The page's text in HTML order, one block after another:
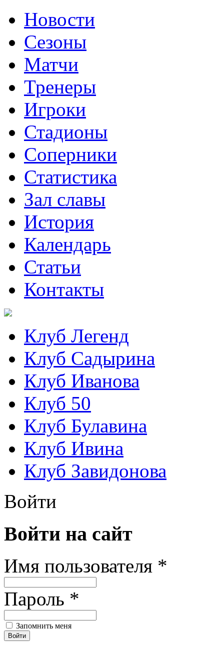
Новости
Сезоны
Матчи
Тренеры
Игроки
Стадионы
Соперники
Статистика
Зал славы
История
Календарь
Статьи
Контакты
Клуб Легенд
Клуб Садырина
Клуб Иванова
Клуб 50
Клуб Булавина
Клуб Ивина
Клуб Завидонова
Войти
Войти на сайт
Имя пользователя *
Пароль *
Запомнить меня